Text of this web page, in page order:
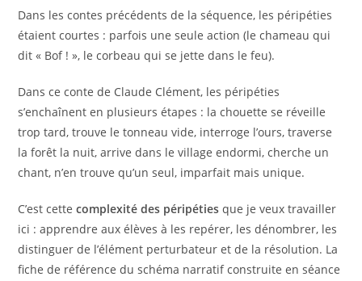
Dans les contes précédents de la séquence, les péripéties
étaient courtes : parfois une seule action (le chameau qui
dit « Bof ! », le corbeau qui se jette dans le feu).
Dans ce conte de Claude Clément, les péripéties
s’enchaînent en plusieurs étapes : la chouette se réveille
trop tard, trouve le tonneau vide, interroge l’ours, traverse
la forêt la nuit, arrive dans le village endormi, cherche un
chant, n’en trouve qu’un seul, imparfait mais unique.
C’est cettecomplexité des péripéties que je veux travailler
ici : apprendre aux élèves à les repérer, les dénombrer, les
distinguer de l’élément perturbateur et de la résolution. La
fiche de référence du schéma narratif construite en séance